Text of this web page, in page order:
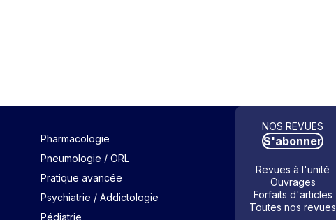
Pharmacologie
Pneumologie / ORL
Pratique avancée
Psychiatrie / Addictologie
Pédiatrie
NOS REVUES
S'abonner
Revues à l'unité
Ouvrages
Forfaits d'articles
Toutes nos revues